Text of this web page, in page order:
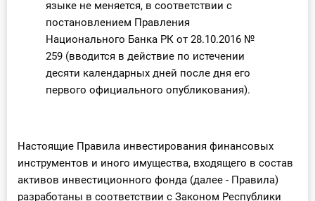
языке не меняется, в соответствии с
постановлением Правления
Национального Банка РК от 28.10.2016 №
259 (вводится в действие по истечении
десяти календарных дней после дня его
первого официального опубликования).
Настоящие Правила инвестирования финансовых
инструментов и иного имущества, входящего в состав
активов инвестиционного фонда (далее - Правила)
разработаны в соответствии с Законом Республики